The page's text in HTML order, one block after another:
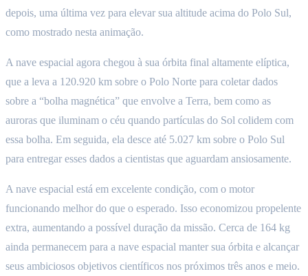
depois, uma última vez para elevar sua altitude acima do Polo Sul,
como mostrado nesta animação.
A nave espacial agora chegou à sua órbita final altamente elíptica,
que a leva a 120.920 km sobre o Polo Norte para coletar dados
sobre a “bolha magnética” que envolve a Terra, bem como as
auroras que iluminam o céu quando partículas do Sol colidem com
essa bolha. Em seguida, ela desce até 5.027 km sobre o Polo Sul
para entregar esses dados a cientistas que aguardam ansiosamente.
A nave espacial está em excelente condição, com o motor
funcionando melhor do que o esperado. Isso economizou propelente
extra, aumentando a possível duração da missão. Cerca de 164 kg
ainda permanecem para a nave espacial manter sua órbita e alcançar
seus ambiciosos objetivos científicos nos próximos três anos e meio.